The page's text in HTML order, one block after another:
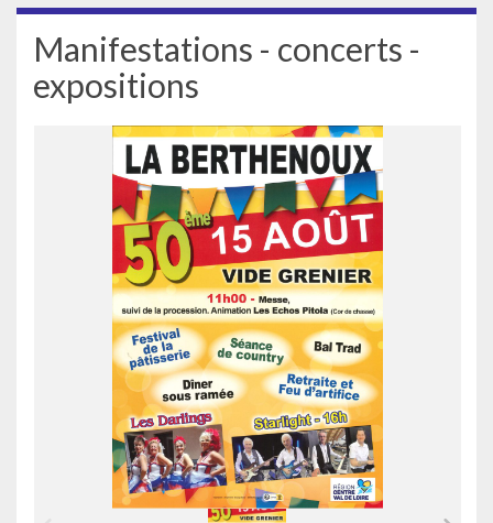
Manifestations - concerts -
expositions